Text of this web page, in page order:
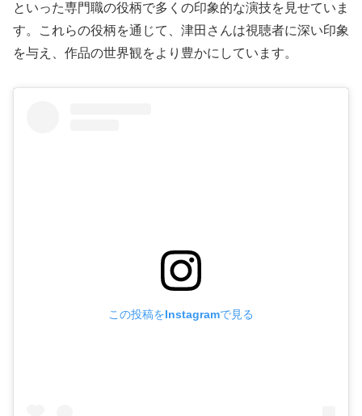
といった専門職の役柄で多くの印象的な演技を見せていま
す。これらの役柄を通じて、津田さんは視聴者に深い印象
を与え、作品の世界観をより豊かにしています。
この投稿をInstagramで見る